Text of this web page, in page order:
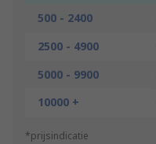
500 - 2400
2500 - 4900
5000 - 9900
10000 +
*prijsindicatie